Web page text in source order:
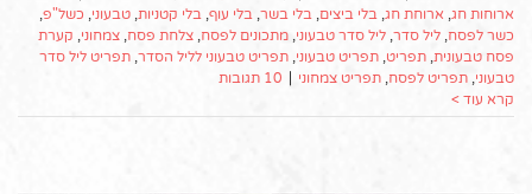
ארוחות חג ארוחת חג בלי ביצים בלי בשר בלי עוף בלי קטניות טבעוני כשל"פ
כשר לפסח ליל סדר ליל סדר טבעוני מתכונים לפסח צלחת פסח צמחוני קערת
פסח טבעונית תפריט תפריט טבעוני תפריט טבעוני לליל הסדר תפריט ליל סדר
טבעוני תפריט לפסח תפריט צמחוני | 10 תגובות
קרא עוד >